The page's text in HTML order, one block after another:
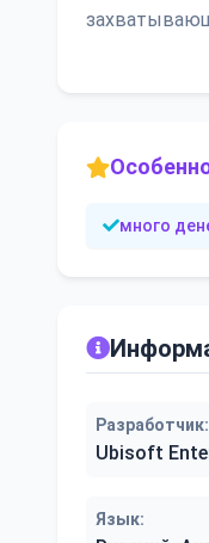
много
Разработчик:
Ubisoft
Язык: